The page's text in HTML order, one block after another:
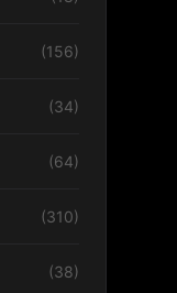
(156)
(34)
(64)
(310)
(38)